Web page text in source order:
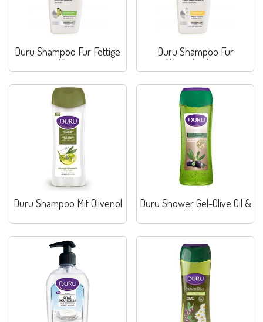
Duru Shampoo Fur Fettige
Haar
Duru Shampoo Fur
Normales Haar
Duru Shampoo Mit Olivenol
Duru Shower Gel-Olive Oil &
Herbs